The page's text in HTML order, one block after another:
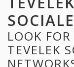
LOOK
TEVELEK